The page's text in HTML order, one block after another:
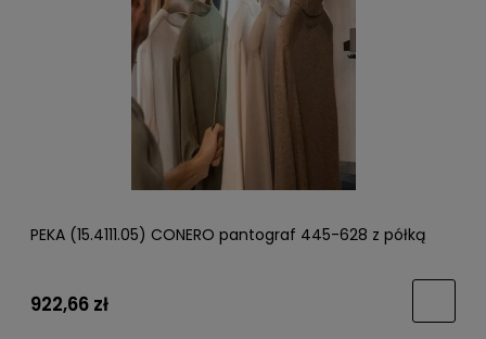
PEKA (15.4111.05) CONERO pantograf 445-628 z półką
922,66 zł